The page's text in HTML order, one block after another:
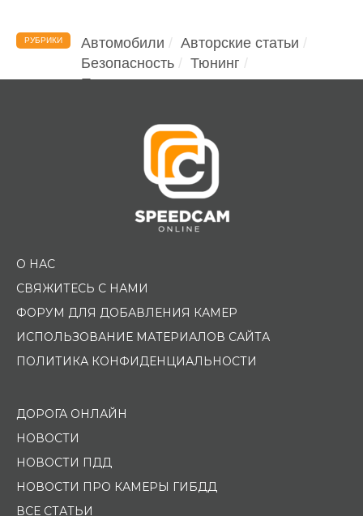
РУБРИКИ Автомобили
Авторские статьи
Безопасность
Тюнинг
Помощь водителю
О НАС
СВЯЖИТЕСЬ С НАМИ
ФОРУМ ДЛЯ ДОБАВЛЕНИЯ КАМЕР
ИСПОЛЬЗОВАНИЕ МАТЕРИАЛОВ САЙТА
ПОЛИТИКА КОНФИДЕНЦИАЛЬНОСТИ
ДОРОГА ОНЛАЙН
НОВОСТИ
НОВОСТИ ПДД
НОВОСТИ ПРО КАМЕРЫ ГИБДД
ВСЕ СТАТЬИ